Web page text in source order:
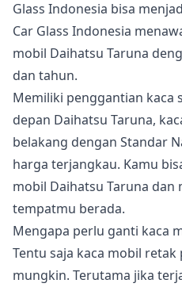
Glass Indonesia bisa
Car Glass Indonesia
mobil Daihatsu Taruna
dan tahun.
Memiliki penggantian kaca
depan Daihatsu Taruna,
belakang dengan Standar
harga terjangkau. Kamu
mobil Daihatsu Taruna dan
tempatmu berada.
Mengapa perlu ganti kaca
Tentu saja kaca mobil
mungkin. Terutama jika